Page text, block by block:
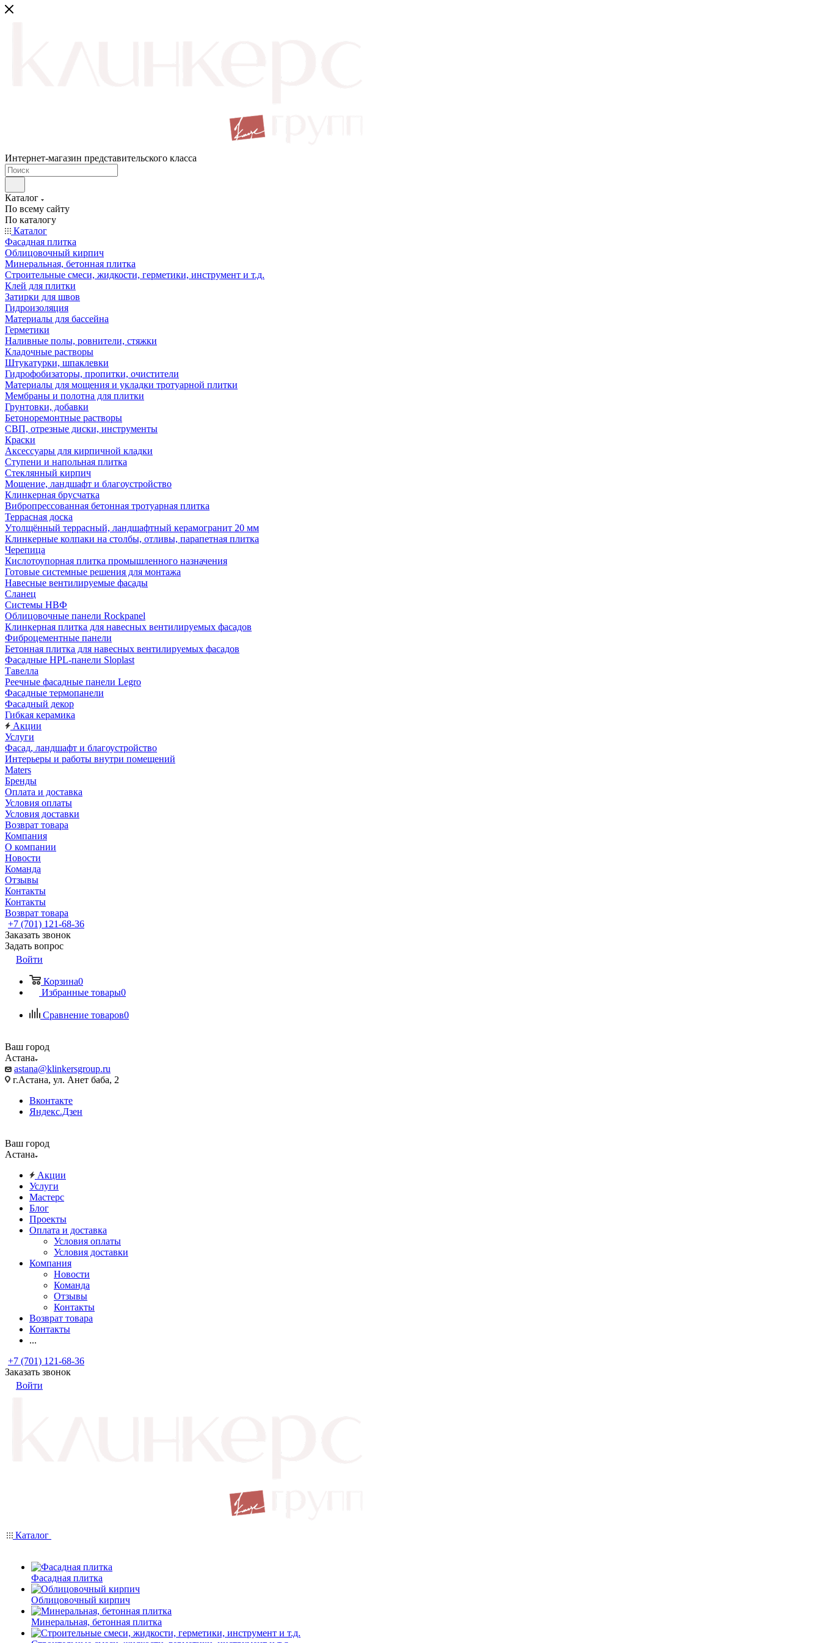
Интернет-магазин представительского класса
Каталог
По всему сайту
По каталогу
Каталог
Фасадная плитка
Облицовочный кирпич
Минеральная, бетонная плитка
Строительные смеси, жидкости, герметики, инструмент и т.д.
Клей для плитки
Затирки для швов
Гидроизоляция
Материалы для бассейна
Герметики
Наливные полы, ровнители, стяжки
Кладочные растворы
Штукатурки, шпаклевки
Гидрофобизаторы, пропитки, очистители
Материалы для мощения и укладки тротуарной плитки
Мембраны и полотна для плитки
Грунтовки, добавки
Бетоноремонтные растворы
СВП, отрезные диски, инструменты
Краски
Аксессуары для кирпичной кладки
Ступени и напольная плитка
Cтеклянный кирпич
Мощение, ландшафт и благоустройство
Клинкерная брусчатка
Вибропрессованная бетонная тротуарная плитка
Террасная доска
Утолщённый террасный, ландшафтный керамогранит 20 мм
Клинкерные колпаки на столбы, отливы, парапетная плитка
Черепица
Кислотоупорная плитка промышленного назначения
Готовые системные решения для монтажа
Навесные вентилируемые фасады
Сланец
Системы НВФ
Облицовочные панели Rockpanel
Клинкерная плитка для навесных вентилируемых фасадов
Фиброцементные панели
Бетонная плитка для навесных вентилируемых фасадов
Фасадные HPL-панели Sloplast
Тавелла
Реечные фасадные панели Legro
Фасадные термопанели
Фасадный декор
Гибкая керамика
Акции
Услуги
Фасад, ландшафт и благоустройство
Интерьеры и работы внутри помещений
Maters
Бренды
Оплата и доставка
Условия оплаты
Условия доставки
Возврат товара
Компания
О компании
Новости
Команда
Отзывы
Контакты
Контакты
Возврат товара
+7 (701) 121-68-36
Заказать звонок
Задать вопрос
Войти
Корзина0
Избранные товары0
Сравнение товаров0
Ваш город
Астана
astana@klinkersgroup.ru
г.Астана, ул. Анет баба, 2
Вконтакте
Яндекс.Дзен
Ваш город
Астана
Акции
Услуги
Мастерс
Блог
Проекты
Оплата и доставка
Условия оплаты
Условия доставки
Компания
Новости
Команда
Отзывы
Контакты
Возврат товара
Контакты
...
+7 (701) 121-68-36
Заказать звонок
Войти
Каталог
Фасадная плитка
Облицовочный кирпич
Минеральная, бетонная плитка